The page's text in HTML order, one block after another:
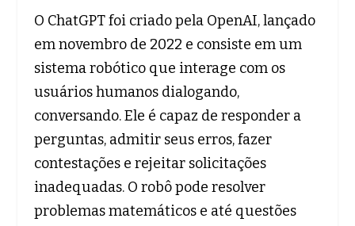
O ChatGPT foi criado pela OpenAI, lançado
em novembro de 2022 e consiste em um
sistema robótico que interage com os
usuários humanos dialogando,
conversando. Ele é capaz de responder a
perguntas, admitir seus erros, fazer
contestações e rejeitar solicitações
inadequadas. O robô pode resolver
problemas matemáticos e até questões